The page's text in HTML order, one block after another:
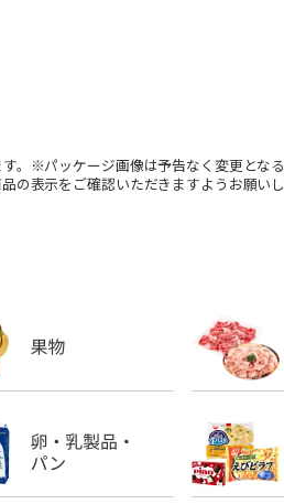
。※パッケージ画像は予告なく変更とな
の表示をご確認いただきますようお願いし